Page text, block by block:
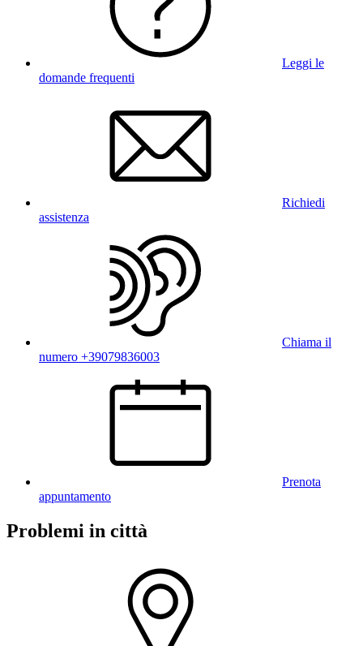
Leggi le
domande frequenti
Richiedi
assistenza
Chiama il
numero +39079836003
Prenota
appuntamento
Problemi in città